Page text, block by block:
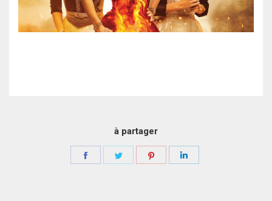
à partager
Partager Partager
Partager